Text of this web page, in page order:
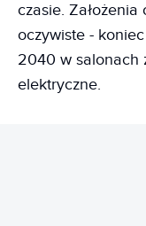
czasie.
oczywiste -
2040 w salonach
elektryczne.